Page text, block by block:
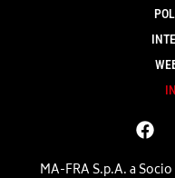
MA-FRA S.p.A. a